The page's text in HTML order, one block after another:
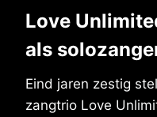
Love
als
Eind jaren zestig
zangtrio Love